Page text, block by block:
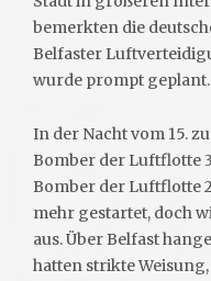
bemerkten die
Belfaster
wurde prompt geplant.
In der Nacht vom 15.
Bomber der Luftflotte
Bomber der Luftflotte
mehr gestartet, doch
aus. Über Belfast
hatten strikte